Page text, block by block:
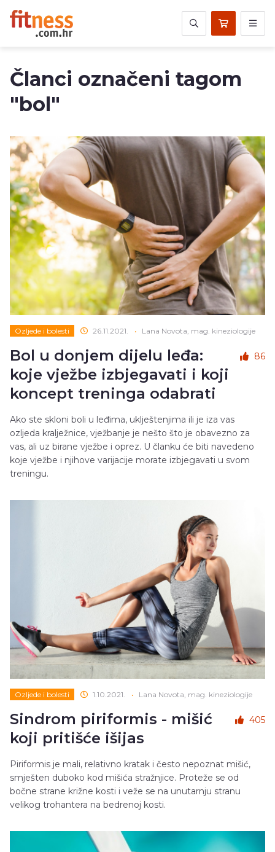
Članci označeni tagom
"bol"
Ozljede i bolesti 26.11.2021. • Lana Novota, mag. kineziologije
Bol u donjem dijelu leđa:
koje vježbe izbjegavati i koji
koncept treninga odabrati
86
Ako ste skloni boli u leđima, uklještenjima ili je iza vas
ozljeda kralježnice, vježbanje je nešto što je obavezno za
vas, ali uz birane vježbe i oprez. U članku će biti navedeno
koje vježbe i njihove varijacije morate izbjegavati u svom
treningu.
Ozljede i bolesti 1.10.2021. • Lana Novota, mag. kineziologije
Sindrom piriformis - mišić
koji pritišće išijas
405
Piriformis je mali, relativno kratak i često nepoznat mišić,
smješten duboko kod mišića stražnjice. Proteže se od
bočne strane križne kosti i veže se na unutarnju stranu
velikog trohantera na bedrenoj kosti.